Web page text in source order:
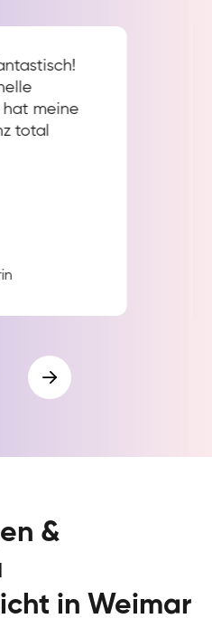
hat meine
total
&
in Weimar